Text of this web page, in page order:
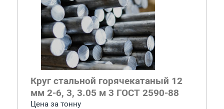
Круг стальной горячекатаный 12
мм 2-6, 3, 3.05 м 3 ГОСТ 2590-88
Цена за тонну